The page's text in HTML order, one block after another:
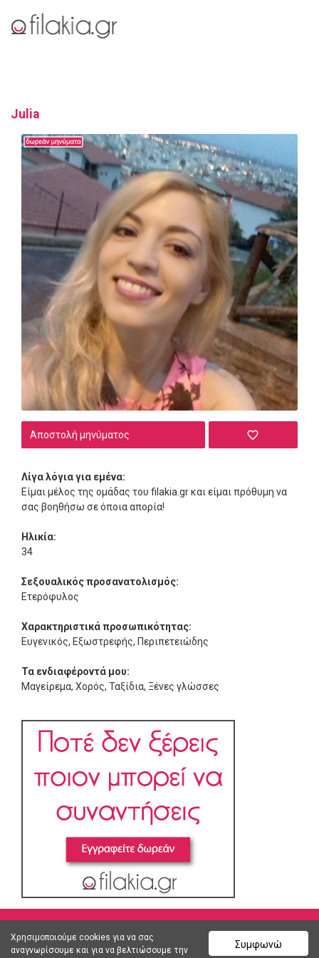
Julia
Αποστολή μηνύματος
Λίγα λόγια για εμένα:
Είμαι μέλος της ομάδας του filakia.gr και είμαι πρόθυμη να
σας βοηθήσω σε όποια απορία!
Ηλικία:
34
Σεξουαλικός προσανατολισμός:
Ετερόφυλος
Χαρακτηριστικά προσωπικότητας:
Ευγενικός, Εξωστρεφής, Περιπετειώδης
Τα ενδιαφέροντά μου:
Μαγείρεμα, Χορός, Ταξίδια, Ξένες γλώσσες
Συμφωνώ
Χρησιμοποιούμε cookies για να σας
αναγνωρίσουμε και για να βελτιώσουμε την